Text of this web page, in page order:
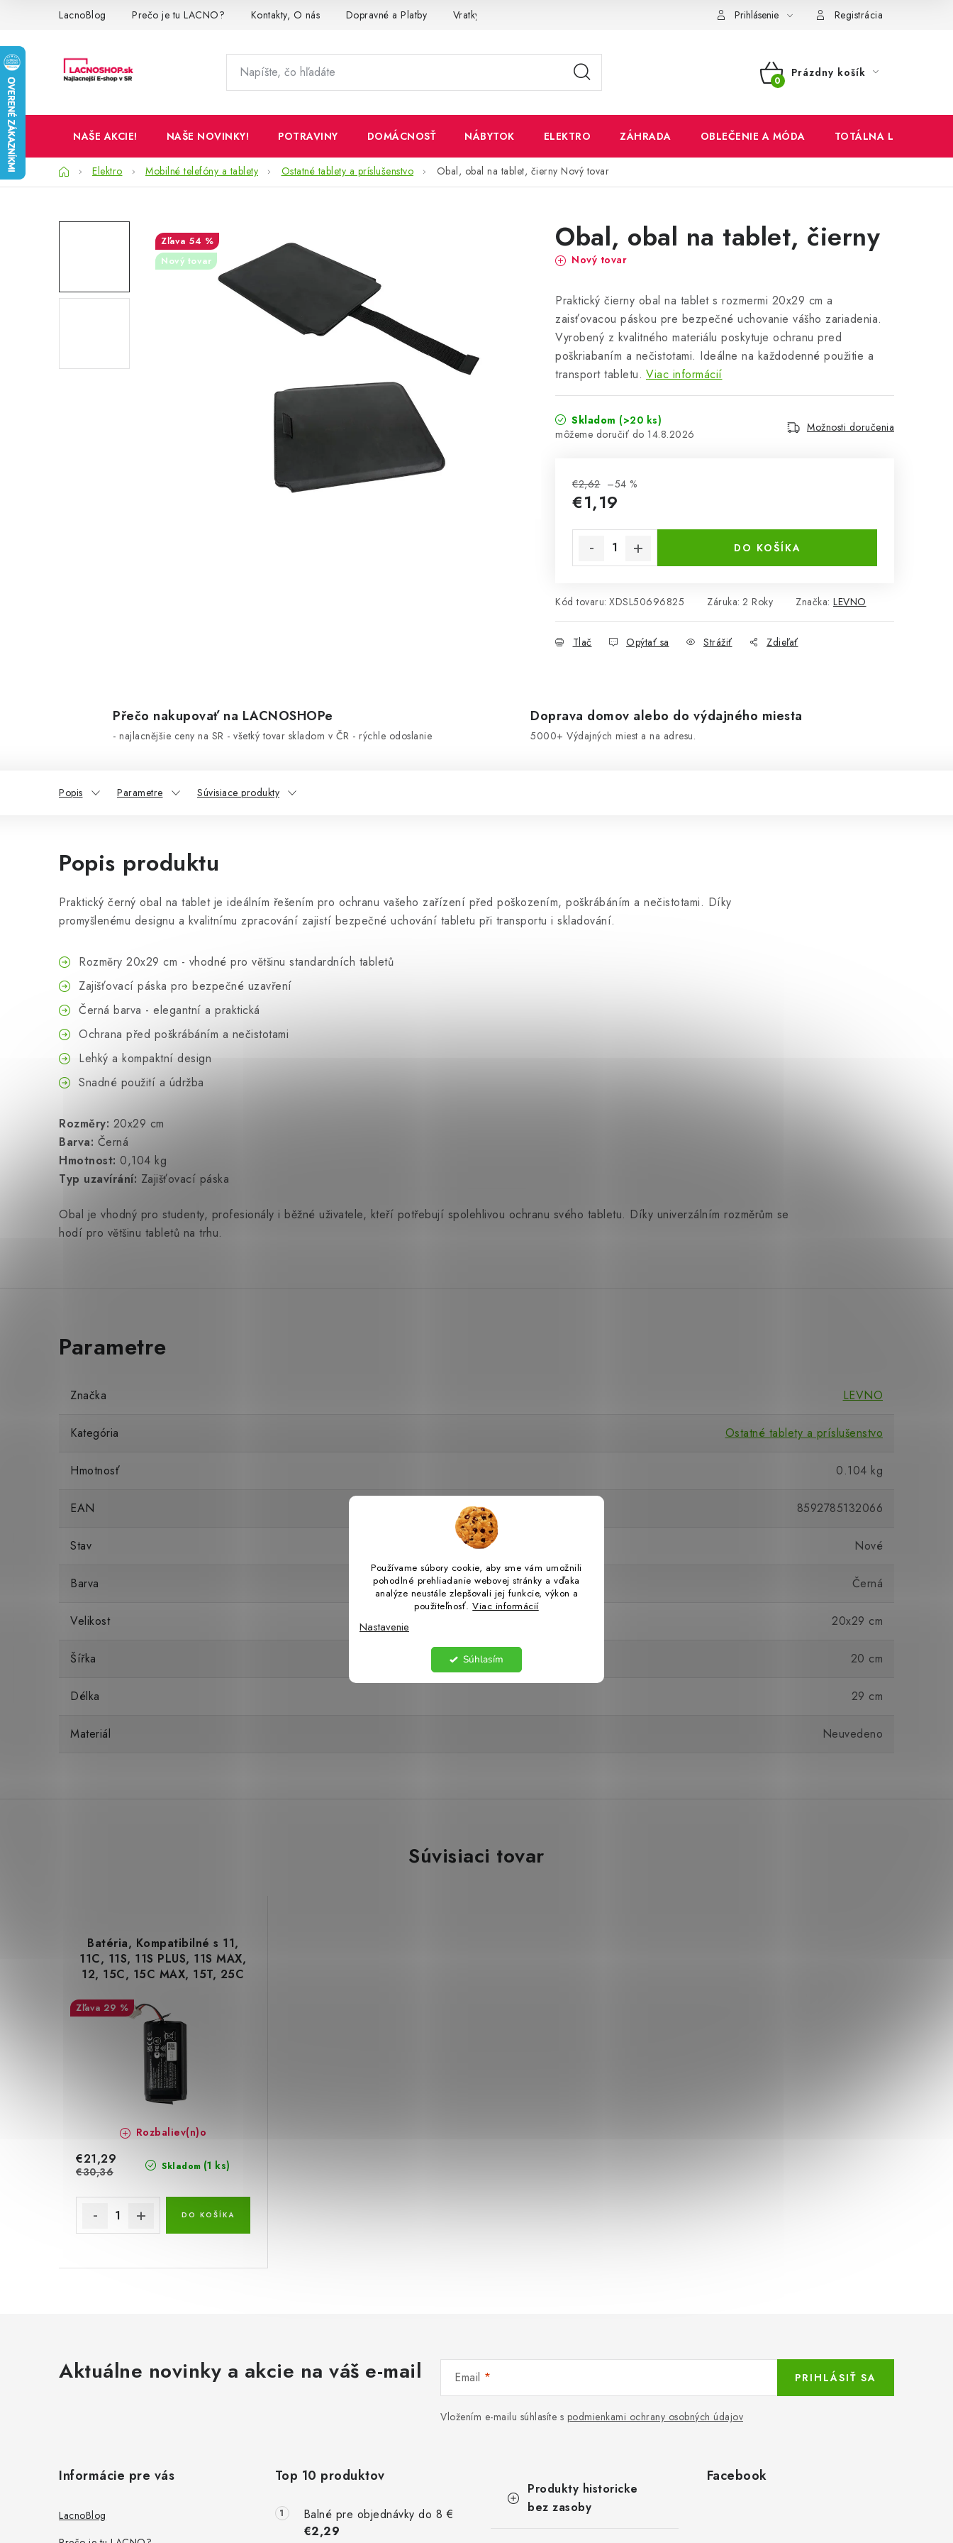
Používame súbory cookie, aby sme vám umožnili
pohodlné prehliadanie webovej stránky a vďaka
analýze neustále zlepšovali jej funkcie, výkon a
použiteľnosť.Viac informácií
Nastavenie
Súhlasím
LacnoBlog Prečo je tu LACNO? Kontakty, O nás Dopravné a Platby Vratky a Reklamácie Ochrana osobných údajov Reklamačný poriadok
Prihlásenie Registrácia
NÁKUPNÝ
Prázdny košík
NAŠE AKCIE! NAŠE NOVINKY! POTRAVINY DOMÁCNOSŤ NÁBYTOK ELEKTRO ZÁHRADA OBLEČENIE A MÓDA TOTÁLNA LIKVIDÁCIA
DomovElektro Mobilné telefóny a tablety Ostatné tablety a príslušenstvo Obal, obal na tablet, čierny Nový tovar
Obal, obal na tablet, čierny
Nový tovar
Praktický čierny obal na tablet s rozmermi 20x29 cm a
zaisťovacou páskou pre bezpečné uchovanie vášho zariadenia.
Vyrobený z kvalitného materiálu poskytuje ochranu pred
poškriabaním a nečistotami. Ideálne na každodenné použitie a
transport tabletu. Viac informácií
Skladom (>20 ks)
14.8.2026
Možnosti doručenia
€2,62 –54 %
€1,19
DO KOŠÍKA
Kód tovaru: XDSL50696825 Záruka: 2 Roky Značka: LEVNO
Tlač Opýtať sa Strážiť Zdieľať
54 %
Nový tovar
Přečo nakupovať na LACNOSHOPe
- najlacnějšie ceny na SR - všetký tovar skladom v ČR - rýchle odoslanie
Doprava domov alebo do výdajného miesta
5000+ Výdajných miest a na adresu.
Popis Parametre Súvisiace produkty
Popis produktu
Praktický černý obal na tablet je ideálním řešením pro ochranu vašeho zařízení před poškozením, poškrábáním a nečistotami. Díky
promyšlenému designu a kvalitnímu zpracování zajistí bezpečné uchování tabletu při transportu i skladování.
Rozměry 20x29 cm - vhodné pro většinu standardních tabletů
Zajišťovací páska pro bezpečné uzavření
Černá barva - elegantní a praktická
Ochrana před poškrábáním a nečistotami
Lehký a kompaktní design
Snadné použití a údržba
Rozměry: 20x29 cm
Barva: Černá
Hmotnost: 0,104 kg
Typ uzavírání: Zajišťovací páska
Obal je vhodný pro studenty, profesionály i běžné uživatele, kteří potřebují spolehlivou ochranu svého tabletu. Díky univerzálním rozměrům se
hodí pro většinu tabletů na trhu.
Značka LEVNO
Kategória Ostatné tablety a príslušenstvo
Hmotnosť 0.104 kg
EAN 8592785132066
Stav Nové
Barva Černá
Velikost 20x29 cm
Šířka 20 cm
Délka 29 cm
Materiál Neuvedeno
Súvisiaci tovar
Batéria, Kompatibilné s 11,
11C, 11S, 11S PLUS, 11S MAX,
12, 15C, 15C MAX, 15T, 25C
29 %
Rozbaliev(n)o
Skladom (1 ks)
€21,29
€30,36
DO KOŠÍKA
Aktuálne novinky a akcie na váš e-mail Email
Vložením e-mailu súhlasíte s podmienkami ochrany osobných údajov
PRIHLÁSIŤ SA
Informácie pre vás
LacnoBlog
Top 10 produktov
Balné pre objednávky do 8 €
€2,29
kategórieProdukty historicke
bez zasoby
Facebook